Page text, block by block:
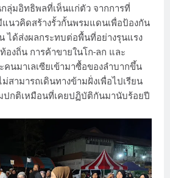
ลุ่มอิทธิพลที่เห็นแก่ตัว จากการที่
แนวคิดสร้างรั้วกั้นพรมแดนเพื่อป้องกัน
ได้ส่งผลกระทบต่อพื้นที่อย่างรุนแรง
องถิ่น การค้าขายในโก-ลก และ
คนมาเลเซียเข้ามาซื้อของลำบากขึ้น
สามารถเดินทางข้ามฝั่งเพื่อไปเรียน
ปกติเหมือนที่เคยปฏิบัติกันมานับร้อยปี